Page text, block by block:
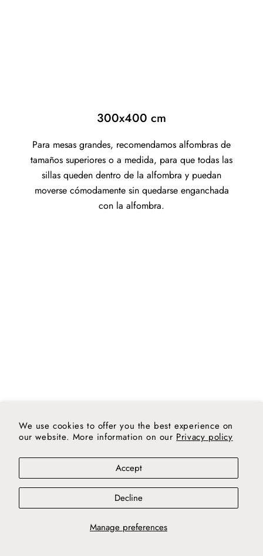
We use cookies to offer you the best experience on
our website. More information on our Privacy policy
Manage preferences
Accept
Decline
300x400 cm
Para mesas grandes, recomendamos alfombras de
tamaños superiores o a medida, para que todas las
sillas queden dentro de la alfombra y puedan
moverse cómodamente sin quedarse enganchada
con la alfombra.